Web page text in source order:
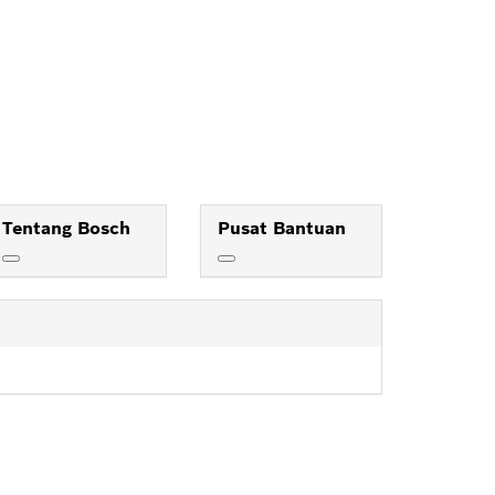
Tentang Bosch Pusat Bantuan